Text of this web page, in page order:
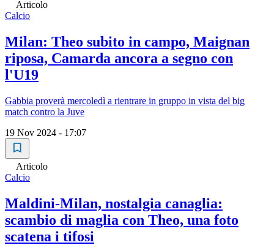
Articolo
Calcio
Milan: Theo subito in campo, Maignan
riposa, Camarda ancora a segno con
l'U19
Gabbia proverà mercoledì a rientrare in gruppo in vista del big
match contro la Juve
19 Nov 2024 - 17:07
Articolo
Calcio
Maldini-Milan, nostalgia canaglia:
scambio di maglia con Theo, una foto
scatena i tifosi